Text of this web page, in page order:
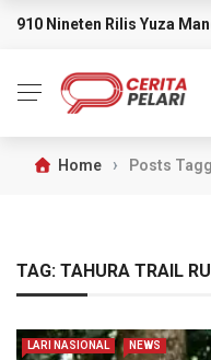
BREAKING NEWS
910 Nineten Rilis Yuza
Home › Posts
TAG: TAHURA TRAIL
LARI NASIONAL NEWS